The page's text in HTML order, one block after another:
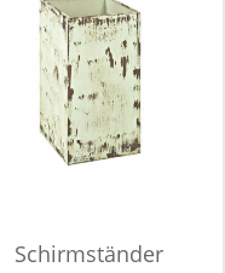
Schirmständer